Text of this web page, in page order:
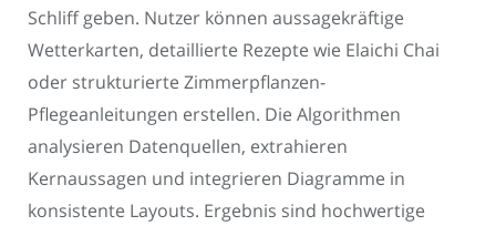
Schliff geben. Nutzer können aussagekräftige
Wetterkarten, detaillierte Rezepte wie Elaichi Chai
oder strukturierte Zimmerpflanzen-
Pflegeanleitungen erstellen. Die Algorithmen
analysieren Datenquellen, extrahieren
Kernaussagen und integrieren Diagramme in
konsistente Layouts. Ergebnis sind hochwertige